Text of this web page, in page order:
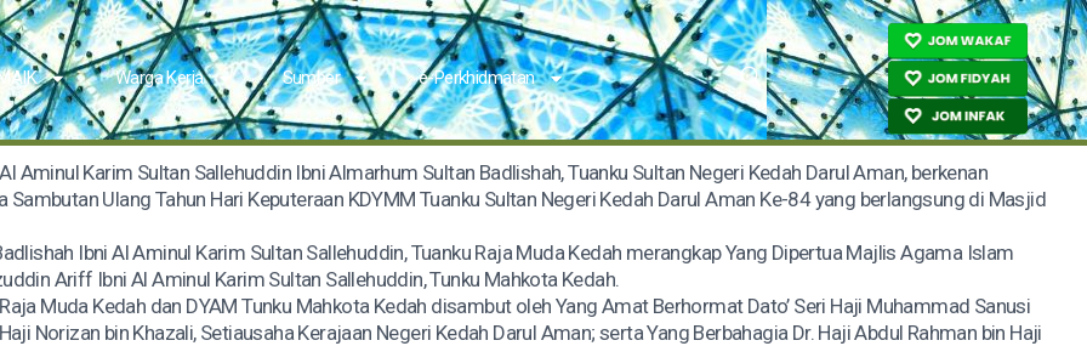
Warga Kerja Sumber e-Perkhidmatan
Aminul Karim Sultan Sallehuddin Ibni Almarhum Sultan Badlishah, Tuanku Sultan Negeri Kedah Darul Aman, berkenan
Ulang Tahun Hari Keputeraan KDYMM Tuanku Sultan Negeri Kedah Darul Aman Ke-84 yang berlangsung di Masjid
Ibni Al Aminul Karim Sultan Sallehuddin, Tuanku Raja Muda Kedah merangkap Yang Dipertua Majlis Agama Islam
Ariff Ibni Al Aminul Karim Sultan Sallehuddin, Tunku Mahkota Kedah.
Muda Kedah dan DYAM Tunku Mahkota Kedah disambut oleh Yang Amat Berhormat Dato’ Seri Haji Muhammad Sanusi
Norizan bin Khazali, Setiausaha Kerajaan Negeri Kedah Darul Aman; serta Yang Berbahagia Dr. Haji Abdul Rahman bin Haji